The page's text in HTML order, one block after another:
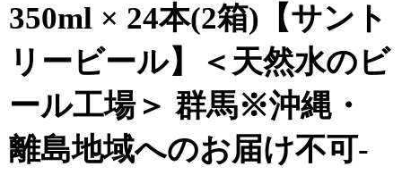
350ml × 24本(2箱)【サント
リービール】＜天然水のビ
ール工場＞ 群馬※沖縄・
離島地域へのお届け不可-